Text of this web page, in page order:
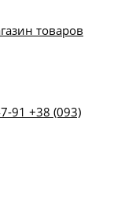
товаров
91 +38 (093)